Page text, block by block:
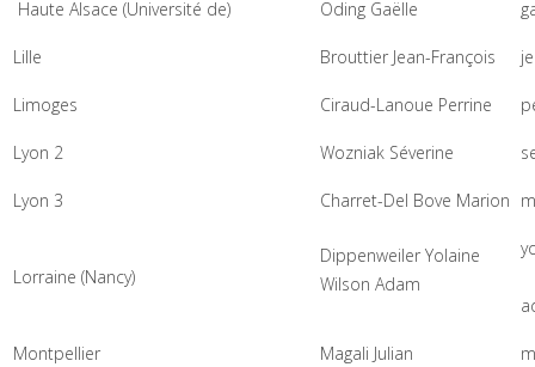
Haute Alsace (Université de) Oding Gaëlle
Lille Brouttier Jean-François
Limoges Ciraud-Lanoue Perrine
Lyon 2 Wozniak Séverine
Lyon 3 Charret-Del Bove Marion
Lorraine (Nancy)
Dippenweiler Yolaine
Wilson Adam
Montpellier Magali Julian